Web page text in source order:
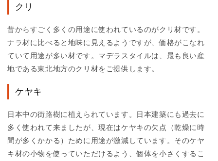
クリ
昔からすごく多くの用途に使われているのがクリ材です。
ナラ材に比べると地味に見えるようですが、価格がこなれ
ていて用途が多い材です。マデラスタイルは、最も良い産
地である東北地方のクリ材をご提供します。
ケヤキ
日本中の街路樹に植えられています。日本建築にも過去に
多く使われて来ましたが、現在はケヤキの欠点（乾燥に時
間が多くかかる）ために用途が激減しています。そのケヤ
キ材の小物を使っていただけるよう、個体を小さくするこ